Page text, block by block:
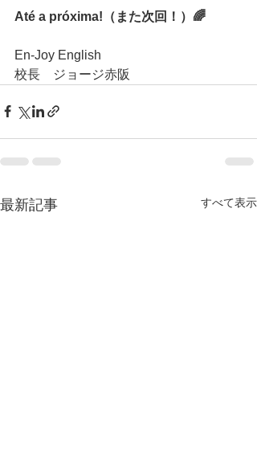
Até a próxima!（また次回！）🌈
En-Joy English
校長　ジョージ赤阪
最新記事 すべて表示